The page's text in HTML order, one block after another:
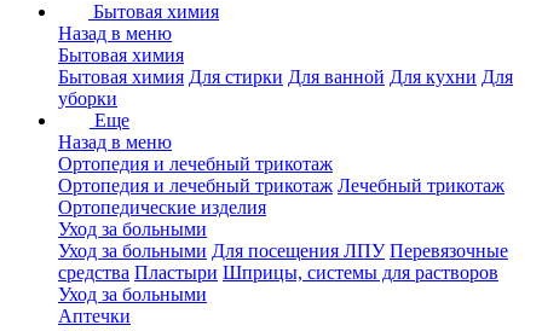
Бытовая химия
Назад в меню
Бытовая химия
Бытовая химия Для стирки Для ванной Для кухни Для
уборки
Еще
Назад в меню
Ортопедия и лечебный трикотаж
Ортопедия и лечебный трикотаж Лечебный трикотаж
Ортопедические изделия
Уход за больными
Уход за больными Для посещения ЛПУ Перевязочные
средства Пластыри Шприцы, системы для растворов
Уход за больными
Аптечки